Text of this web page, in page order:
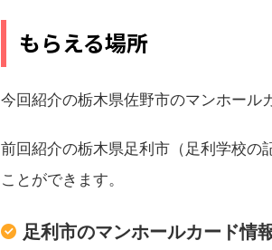
もらえる場所
今回紹介の栃木県佐野市のマンホール
前回紹介の栃木県足利市（足利学校の
ことができます。
足利市のマンホールカード情